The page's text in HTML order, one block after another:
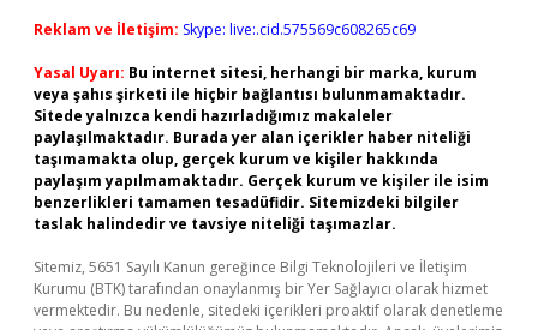
Reklam ve İletişim: Skype: live:.cid.575569c608265c69
Yasal Uyarı: Bu internet sitesi, herhangi bir marka, kurum
veya şahıs şirketi ile hiçbir bağlantısı bulunmamaktadır.
Sitede yalnızca kendi hazırladığımız makaleler
paylaşılmaktadır. Burada yer alan içerikler haber niteliği
taşımamakta olup, gerçek kurum ve kişiler hakkında
paylaşım yapılmamaktadır. Gerçek kurum ve kişiler ile isim
benzerlikleri tamamen tesadüfidir. Sitemizdeki bilgiler
taslak halindedir ve tavsiye niteliği taşımazlar.
Sitemiz, 5651 Sayılı Kanun gereğince Bilgi Teknolojileri ve İletişim
Kurumu (BTK) tarafından onaylanmış bir Yer Sağlayıcı olarak hizmet
vermektedir. Bu nedenle, sitedeki içerikleri proaktif olarak denetleme